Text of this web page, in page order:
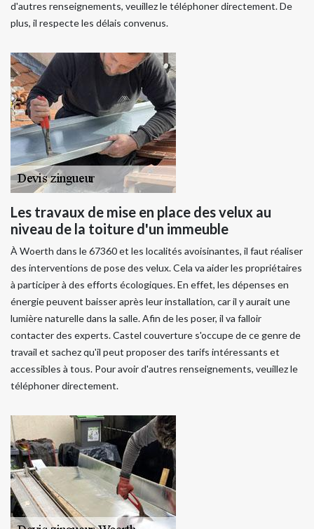
d'autres renseignements, veuillez le téléphoner directement. De
plus, il respecte les délais convenus.
Les travaux de mise en place des velux au
niveau de la toiture d'un immeuble
À Woerth dans le 67360 et les localités avoisinantes, il faut réaliser
des interventions de pose des velux. Cela va aider les propriétaires
à participer à des efforts écologiques. En effet, les dépenses en
énergie peuvent baisser après leur installation, car il y aurait une
lumière naturelle dans la salle. Afin de les poser, il va falloir
contacter des experts. Castel couverture s'occupe de ce genre de
travail et sachez qu'il peut proposer des tarifs intéressants et
accessibles à tous. Pour avoir d'autres renseignements, veuillez le
téléphoner directement.